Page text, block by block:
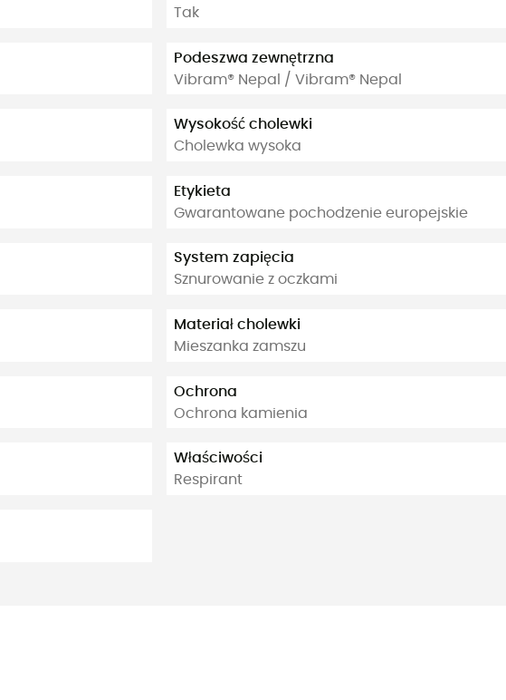
Tak
Podeszwa zewnętrzna
Vibram® Nepal / Vibram® Nepal
Wysokość cholewki
Cholewka wysoka
Etykieta
Gwarantowane pochodzenie europejskie
System zapięcia
Sznurowanie z oczkami
Materiał cholewki
Mieszanka zamszu
Ochrona
Ochrona kamienia
Właściwości
Respirant